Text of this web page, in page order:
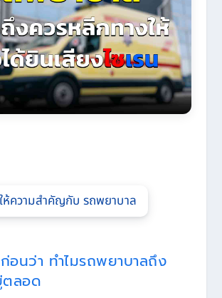
ห้ความสำคัญกับ รถพยาบาล
ก่อนว่า ทำไมรถพยาบาลถึง
ลอด